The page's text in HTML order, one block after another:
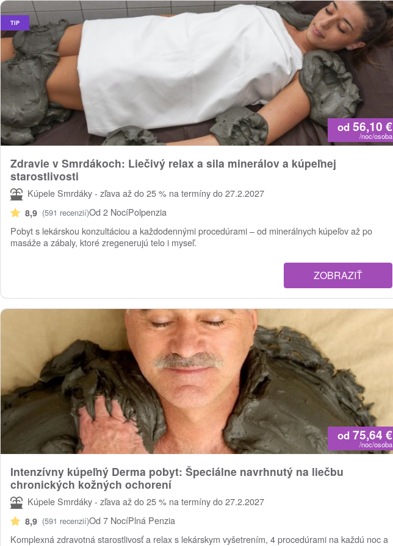
TIP
od 56,10 €
/noc/osoba
Zdravie v Smrdákoch: Liečivý relax a sila minerálov a kúpeľnej
starostlivosti
Kúpele Smrdáky - zľava až do 25 % na termíny do 27.2.2027
8,9 (591 recenzií)Od 2 NocíPolpenzia
Pobyt s lekárskou konzultáciou a každodennými procedúrami – od minerálnych kúpeľov až po
masáže a zábaly, ktoré zregenerujú telo i myseľ.
ZOBRAZIŤ
od 75,64 €
/noc/osoba
Intenzívny kúpeľný Derma pobyt: Špeciálne navrhnutý na liečbu
chronických kožných ochorení
Kúpele Smrdáky - zľava až do 25 % na termíny do 27.2.2027
8,9 (591 recenzií)Od 7 NocíPlná Penzia
Komplexná zdravotná starostlivosť a relax s lekárskym vyšetrením, 4 procedúrami na každú noc a